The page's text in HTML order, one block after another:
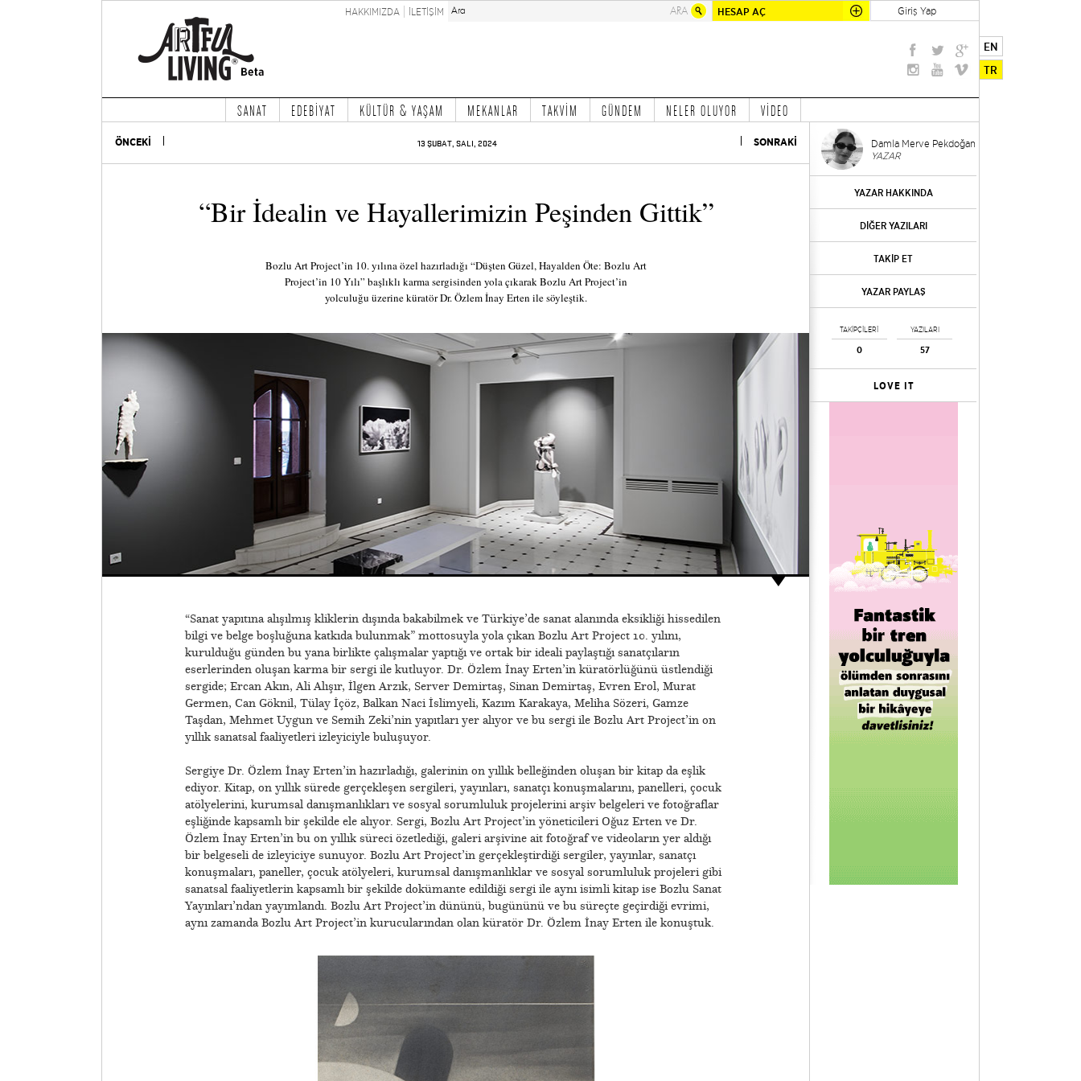
HESAP AÇ Giriş Yap
HAKKIMIZDA İLETİŞİM
EN
TR
SANAT EDEBİYAT KÜLTÜR & YAŞAM MEKANLAR TAKVİM GÜNDEM NELER OLUYOR VİDEO
ÖNCEKİ 13 ŞUBAT, SALI, 2024 SONRAKİ
“Bir İdealin ve Hayallerimizin Peşinden Gittik”
Bozlu Art Project’in 10. yılına özel hazırladığı “Düşten Güzel, Hayalden Öte: Bozlu Art
Project’in 10 Yılı” başlıklı karma sergisinden yola çıkarak Bozlu Art Project’in
yolculuğu üzerine küratör Dr. Özlem İnay Erten ile söyleştik.
“Sanat yapıtına alışılmış kliklerin dışında bakabilmek ve Türkiye’de sanat alanında eksikliği hissedilen
bilgi ve belge boşluğuna katkıda bulunmak” mottosuyla yola çıkan Bozlu Art Project 10. yılını,
kurulduğu günden bu yana birlikte çalışmalar yaptığı ve ortak bir ideali paylaştığı sanatçıların
eserlerinden oluşan karma bir sergi ile kutluyor. Dr. Özlem İnay Erten’in küratörlüğünü üstlendiği
sergide; Ercan Akın, Ali Alışır, İlgen Arzık, Server Demirtaş, Sinan Demirtaş, Evren Erol, Murat
Germen, Can Göknil, Tülay İçöz, Balkan Naci İslimyeli, Kazım Karakaya, Meliha Sözeri, Gamze
Taşdan, Mehmet Uygun ve Semih Zeki’nin yapıtları yer alıyor ve bu sergi ile Bozlu Art Project’in on
yıllık sanatsal faaliyetleri izleyiciyle buluşuyor.
​Sergiye Dr. Özlem İnay Erten’in hazırladığı, galerinin on yıllık belleğinden oluşan bir kitap da eşlik
ediyor. Kitap, on yıllık sürede gerçekleşen sergileri, yayınları, sanatçı konuşmalarını, panelleri, çocuk
atölyelerini, kurumsal danışmanlıkları ve sosyal sorumluluk projelerini arşiv belgeleri ve fotoğraflar
eşliğinde kapsamlı bir şekilde ele alıyor. Sergi, Bozlu Art Project’in yöneticileri Oğuz Erten ve Dr.
Özlem İnay Erten’in bu on yıllık süreci özetlediği, galeri arşivine ait fotoğraf ve videoların yer aldığı
bir belgeseli de izleyiciye sunuyor. Bozlu Art Project’in gerçekleştirdiği sergiler, yayınlar, sanatçı
konuşmaları, paneller, çocuk atölyeleri, kurumsal danışmanlıklar ve sosyal sorumluluk projeleri gibi
sanatsal faaliyetlerin kapsamlı bir şekilde dokümante edildiği sergi ile aynı isimli kitap ise Bozlu Sanat
Yayınları’ndan yayımlandı. Bozlu Art Project’in dününü, bugününü ve bu süreçte geçirdiği evrimi,
aynı zamanda Bozlu Art Project’in kurucularından olan küratör Dr. Özlem İnay Erten ile konuştuk.
Damla Merve Pekdoğan
YAZAR
YAZAR HAKKINDA
DİĞER YAZILARI
TAKİP ET
YAZAR PAYLAŞ
TAKİPÇİLERİ
0
YAZILARI
57
LOVE IT